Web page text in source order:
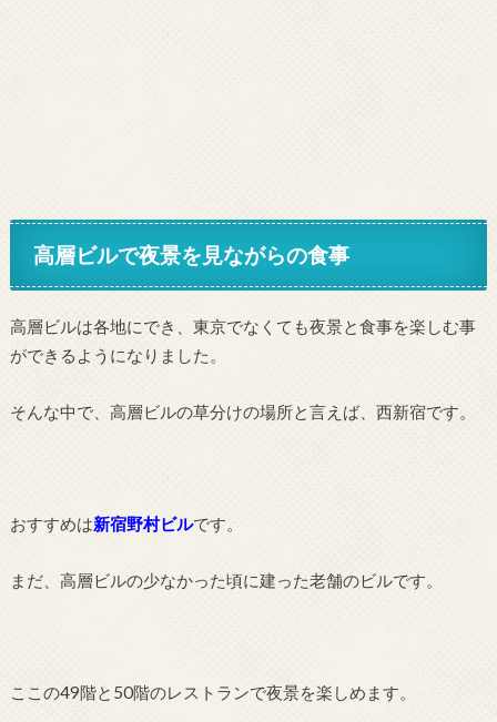
高層ビルで夜景を見ながらの食事
高層ビルは各地にでき、東京でなくても夜景と食事を楽しむ事
ができるようになりました。
そんな中で、高層ビルの草分けの場所と言えば、西新宿です。
おすすめは新宿野村ビルです。
まだ、高層ビルの少なかった頃に建った老舗のビルです。
ここの49階と50階のレストランで夜景を楽しめます。